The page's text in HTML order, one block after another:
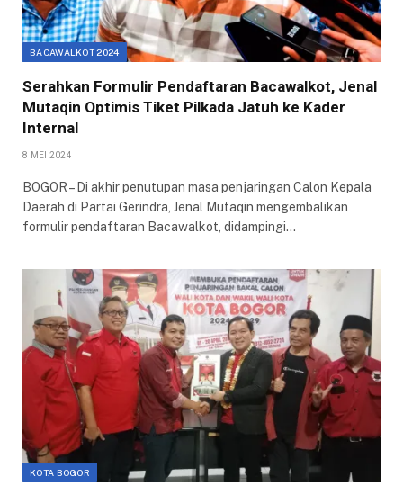
BACAWALKOT 2024
Serahkan Formulir Pendaftaran Bacawalkot, Jenal
Mutaqin Optimis Tiket Pilkada Jatuh ke Kader
Internal
8 MEI 2024
BOGOR – Di akhir penutupan masa penjaringan Calon Kepala
Daerah di Partai Gerindra, Jenal Mutaqin mengembalikan
formulir pendaftaran Bacawalkot, didampingi…
KOTA BOGOR